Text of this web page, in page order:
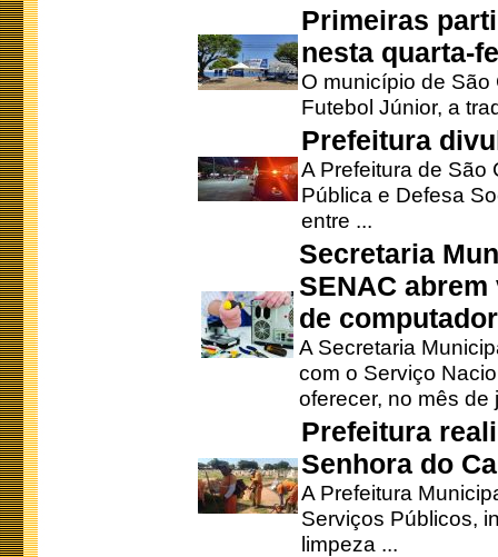
Primeiras
nesta quarta-
O município de
Futebol Júnior, a
Prefeitura
A Prefeitura de São
Pública e Defesa
entre ...
Secretaria
SENAC
de
A Secretaria
com o Serviço
oferecer, no mês de
Prefeitura
Senhora do
A Prefeitura
Serviços Públicos,
limpeza ...